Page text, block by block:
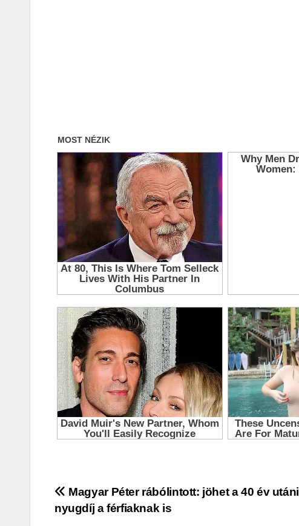
Bejegyzés
navigáció
Magyar Péter rábólintott: jöhet a 40 év utáni
nyugdíj a férfiaknak is